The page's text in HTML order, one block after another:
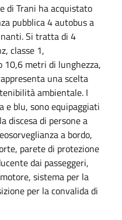
di Trani ha acquistato
pubblica 4 autobus a
Si tratta di 4
classe 1,
metri di lunghezza,
una scelta
ambientale. I
e blu, sono equipaggiati
discesa di persone a
a bordo,
parete di protezione
dai passeggeri,
sistema per la
per la convalida di